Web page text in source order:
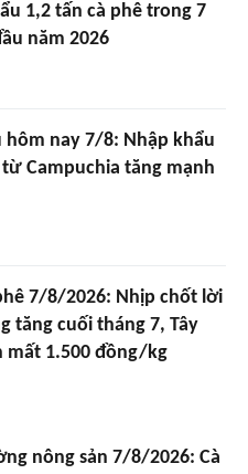
1,2 tấn cà phê trong 7
năm 2026
hôm nay 7/8: Nhập khẩu
Campuchia tăng mạnh
7/8/2026: Nhịp chốt lời
tăng cuối tháng 7, Tây
mất 1.500 đồng/kg
nông sản 7/8/2026: Cà